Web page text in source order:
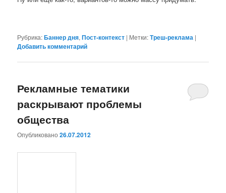
Рубрика:Баннер дня,Пост-контекст | Метки:Треш-реклама |
Добавить комментарий
Рекламные тематики
раскрывают проблемы
общества
Опубликовано26.07.2012